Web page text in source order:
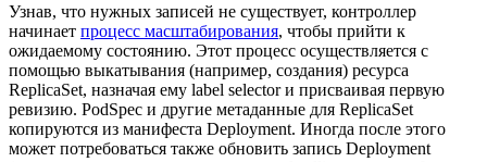
Узнав, что нужных записей не существует, контроллер
начинает процесс масштабирования, чтобы прийти к
ожидаемому состоянию. Этот процесс осуществляется с
помощью выкатывания (например, создания) ресурса
ReplicaSet, назначая ему label selector и присваивая первую
ревизию. PodSpec и другие метаданные для ReplicaSet
копируются из манифеста Deployment. Иногда после этого
может потребоваться также обновить запись Deployment